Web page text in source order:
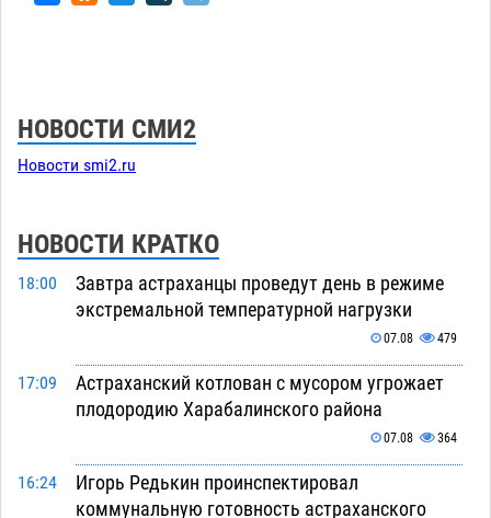
НОВОСТИ СМИ2
Новости smi2.ru
НОВОСТИ КРАТКО
18:00
Завтра астраханцы проведут день в режиме
экстремальной температурной нагрузки
07.08 479
17:09
Астраханский котлован с мусором угрожает
плодородию Харабалинского района
07.08 364
16:24
Игорь Редькин проинспектировал
коммунальную готовность астраханского